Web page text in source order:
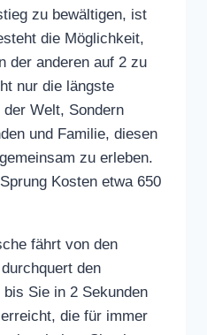
zu bewältigen, ist
die Möglichkeit,
der anderen auf 2 zu
nur die längste
Welt, Sondern
und Familie, diesen
zu erleben.
Kosten etwa 650
fährt von den
den
Sie in 2 Sekunden
die für immer